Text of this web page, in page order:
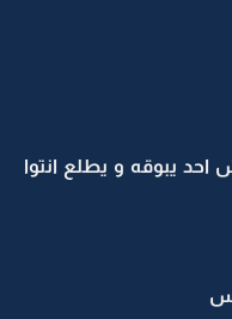
يبوقه و يطلع انتوا